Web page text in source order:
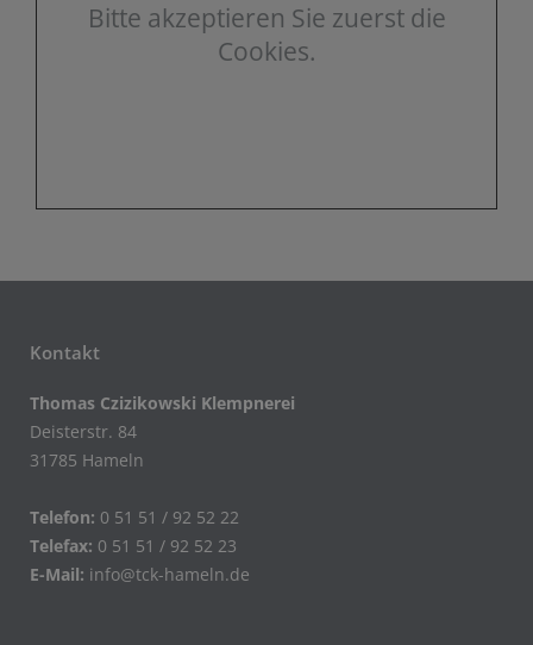
Bitte akzeptieren Sie zuerst die
Cookies.
Kontakt
Thomas Czizikowski Klempnerei
Deisterstr. 84
31785 Hameln
Telefon: 0 51 51 / 92 52 22
Telefax: 0 51 51 / 92 52 23
E-Mail: info@tck-hameln.de